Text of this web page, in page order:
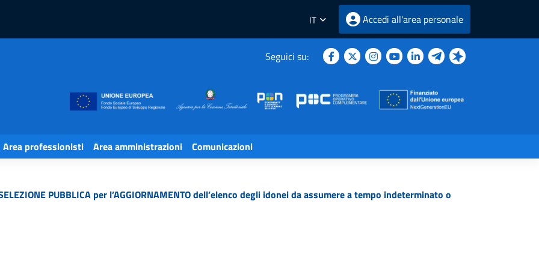
IT Accedi all'area personale
Seguici su:
Area professionisti Area amministrazioni Comunicazioni
PUBBLICA per l’AGGIORNAMENTO dell’elenco degli idonei da assumere a tempo indeterminato o